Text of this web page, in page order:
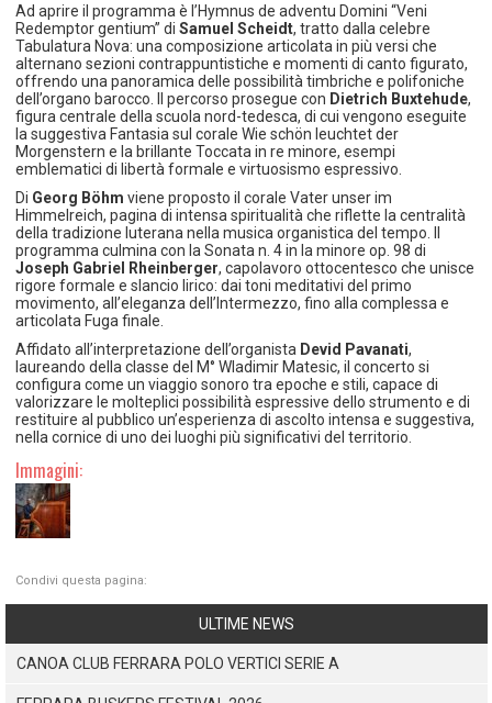
Ad aprire il programma è l’Hymnus de adventu Domini “Veni
Redemptor gentium” di Samuel Scheidt, tratto dalla celebre
Tabulatura Nova: una composizione articolata in più versi che
alternano sezioni contrappuntistiche e momenti di canto figurato,
offrendo una panoramica delle possibilità timbriche e polifoniche
dell’organo barocco. Il percorso prosegue con Dietrich Buxtehude,
figura centrale della scuola nord-tedesca, di cui vengono eseguite
la suggestiva Fantasia sul corale Wie schön leuchtet der
Morgenstern e la brillante Toccata in re minore, esempi
emblematici di libertà formale e virtuosismo espressivo.
Di Georg Böhm viene proposto il corale Vater unser im
Himmelreich, pagina di intensa spiritualità che riflette la centralità
della tradizione luterana nella musica organistica del tempo. Il
programma culmina con la Sonata n. 4 in la minore op. 98 di
Joseph Gabriel Rheinberger, capolavoro ottocentesco che unisce
rigore formale e slancio lirico: dai toni meditativi del primo
movimento, all’eleganza dell’Intermezzo, fino alla complessa e
articolata Fuga finale.
Affidato all’interpretazione dell’organista Devid Pavanati,
laureando della classe del M° Wladimir Matesic, il concerto si
configura come un viaggio sonoro tra epoche e stili, capace di
valorizzare le molteplici possibilità espressive dello strumento e di
restituire al pubblico un’esperienza di ascolto intensa e suggestiva,
nella cornice di uno dei luoghi più significativi del territorio.
Immagini:
Condivi questa pagina:
ULTIME NEWS
CANOA CLUB FERRARA POLO VERTICI SERIE A